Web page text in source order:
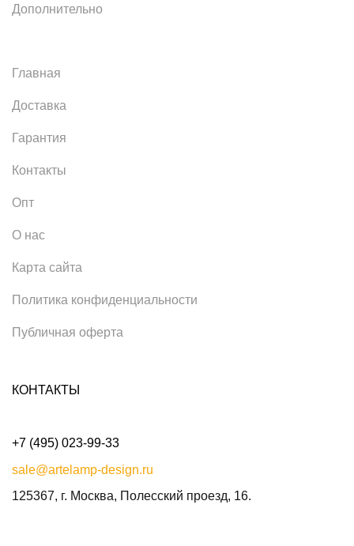
Дополнительно
Главная
Доставка
Гарантия
Контакты
Опт
О нас
Карта сайта
Политика конфиденциальности
Публичная оферта
КОНТАКТЫ
+7 (495) 023-99-33
sale@artelamp-design.ru
125367, г. Москва, Полесский проезд, 16.